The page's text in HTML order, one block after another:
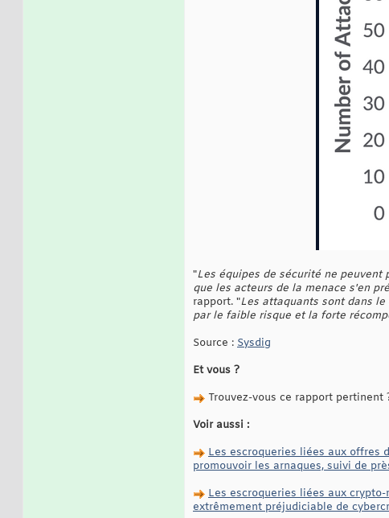
"Les équipes de sécurité ne
que les acteurs de la menace s'en
rapport. "Les attaquants sont dans
par le faible risque et la forte
Source : Sysdig
Et vous ?
Trouvez-vous ce rapport pertinent
Voir aussi :
Les escroqueries liées aux offres
promouvoir les arnaques, suivi de
Les escroqueries liées aux
extrêmement préjudiciable de